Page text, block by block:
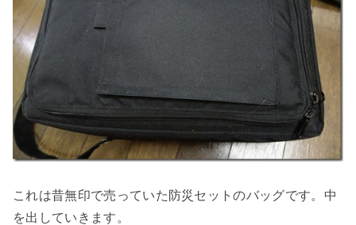
これは昔無印で売っていた防災セットのバッグです。中
を出していきます。